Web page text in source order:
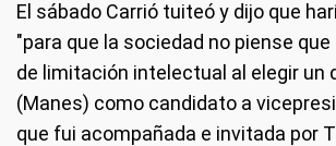
El sábado Carrió tuiteó y dijo que
"para que la sociedad no piense
de limitación intelectual al elegir un
(Manes) como candidato a
que fui acompañada e invitada por